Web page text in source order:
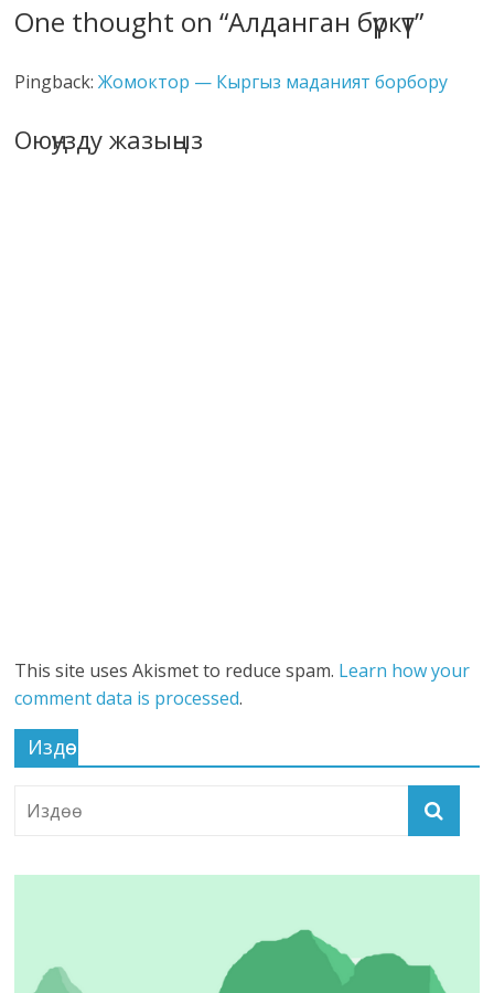
One thought on “Алданган бүркүт”
Pingback:Жомоктор — Кыргыз маданият борбору
Оюңузду жазыңыз
This site uses Akismet to reduce spam. Learn how your
comment data is processed.
Издөө